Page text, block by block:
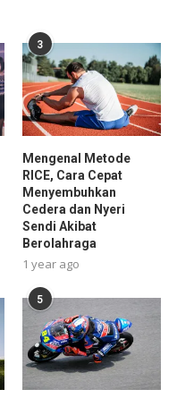
3
Mengenal Metode
RICE, Cara Cepat
Menyembuhkan
Cedera dan Nyeri
Sendi Akibat
Berolahraga
1 year ago
5